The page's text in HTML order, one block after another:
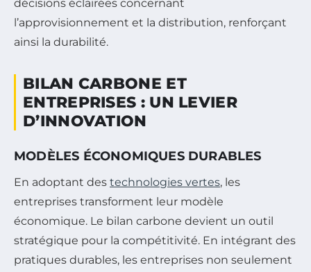
décisions éclairées concernant
l’approvisionnement et la distribution, renforçant
ainsi la durabilité.
BILAN CARBONE ET
ENTREPRISES : UN LEVIER
D’INNOVATION
MODÈLES ÉCONOMIQUES DURABLES
En adoptant des technologies vertes, les
entreprises transforment leur modèle
économique. Le bilan carbone devient un outil
stratégique pour la compétitivité. En intégrant des
pratiques durables, les entreprises non seulement